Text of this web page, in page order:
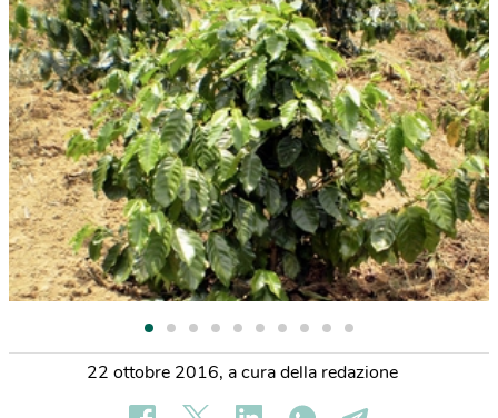
22 ottobre 2016, a cura della redazione